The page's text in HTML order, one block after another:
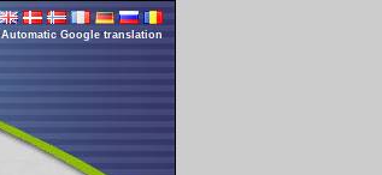
Automatic Google translation